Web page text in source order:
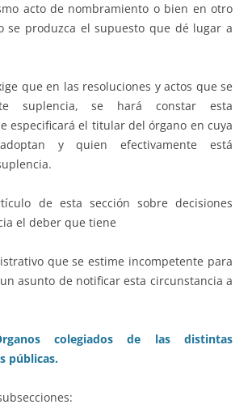
acto de nombramiento o bien en otro
se produzca el supuesto que dé lugar a
que en las resoluciones y actos que se
suplencia, se hará constar esta
especificará el titular del órgano en cuya
y quien efectivamente está
de esta sección sobre decisiones
el deber que tiene
que se estime incompetente para
asunto de notificar esta circunstancia a
colegiados de las distintas
públicas.